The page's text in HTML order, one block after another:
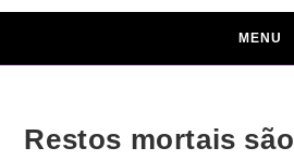
MENU
Restos mortais são